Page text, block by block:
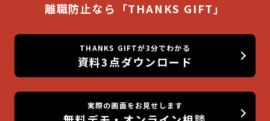
離職防止なら「THANKS GIFT」
THANKS GIFTが3分でわかる
資料3点ダウンロード
実際の画面をお見せします